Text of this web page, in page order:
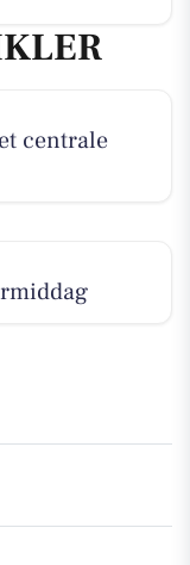
centrale